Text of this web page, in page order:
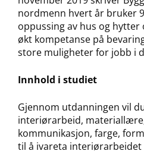
nordmenn hvert år bruker
oppussing av hus og
økt kompetanse på
store muligheter for jobb i
Innhold i studiet
Gjennom utdanningen vil
interiørarbeid,
kommunikasjon, farge,
til å ivareta